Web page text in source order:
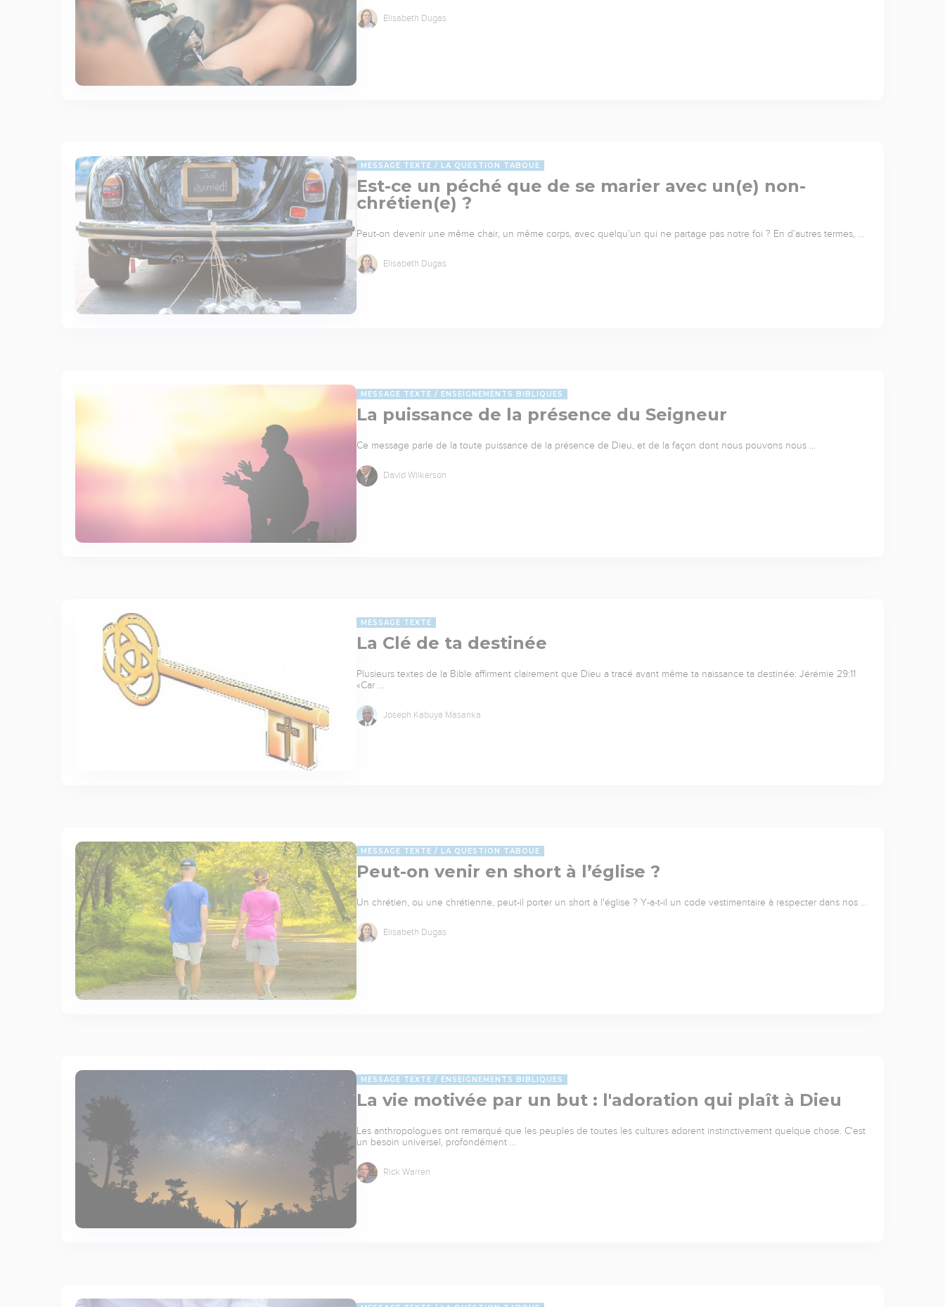
Elisabeth Dugas
MESSAGE TEXTE LA QUESTION TABOUE
Est-ce un péché que de se marier avec un(e) non-
chrétien(e) ?
Peut-on devenir une même chair, un même corps, avec quelqu’un qui ne partage pas notre foi ? En d’autres termes, …
Elisabeth Dugas
MESSAGE TEXTE ENSEIGNEMENTS BIBLIQUES
La puissance de la présence du Seigneur
Ce message parle de la toute puissance de la présence de Dieu, et de la façon dont nous pouvons nous …
David Wilkerson
MESSAGE TEXTE
La Clé de ta destinée
Plusieurs textes de la Bible affirment clairement que Dieu a tracé avant même ta naissance ta destinée: Jérémie 29:11
«Car …
Joseph Kabuya Masanka
MESSAGE TEXTE LA QUESTION TABOUE
Peut-on venir en short à l’église ?
Un chrétien, ou une chrétienne, peut-il porter un short à l'église ? Y-a-t-il un code vestimentaire à respecter dans nos …
Elisabeth Dugas
MESSAGE TEXTE ENSEIGNEMENTS BIBLIQUES
La vie motivée par un but : l'adoration qui plaît à Dieu
Les anthropologues ont remarqué que les peuples de toutes les cultures adorent instinctivement quelque chose. C'est
un besoin universel, profondément …
Rick Warren